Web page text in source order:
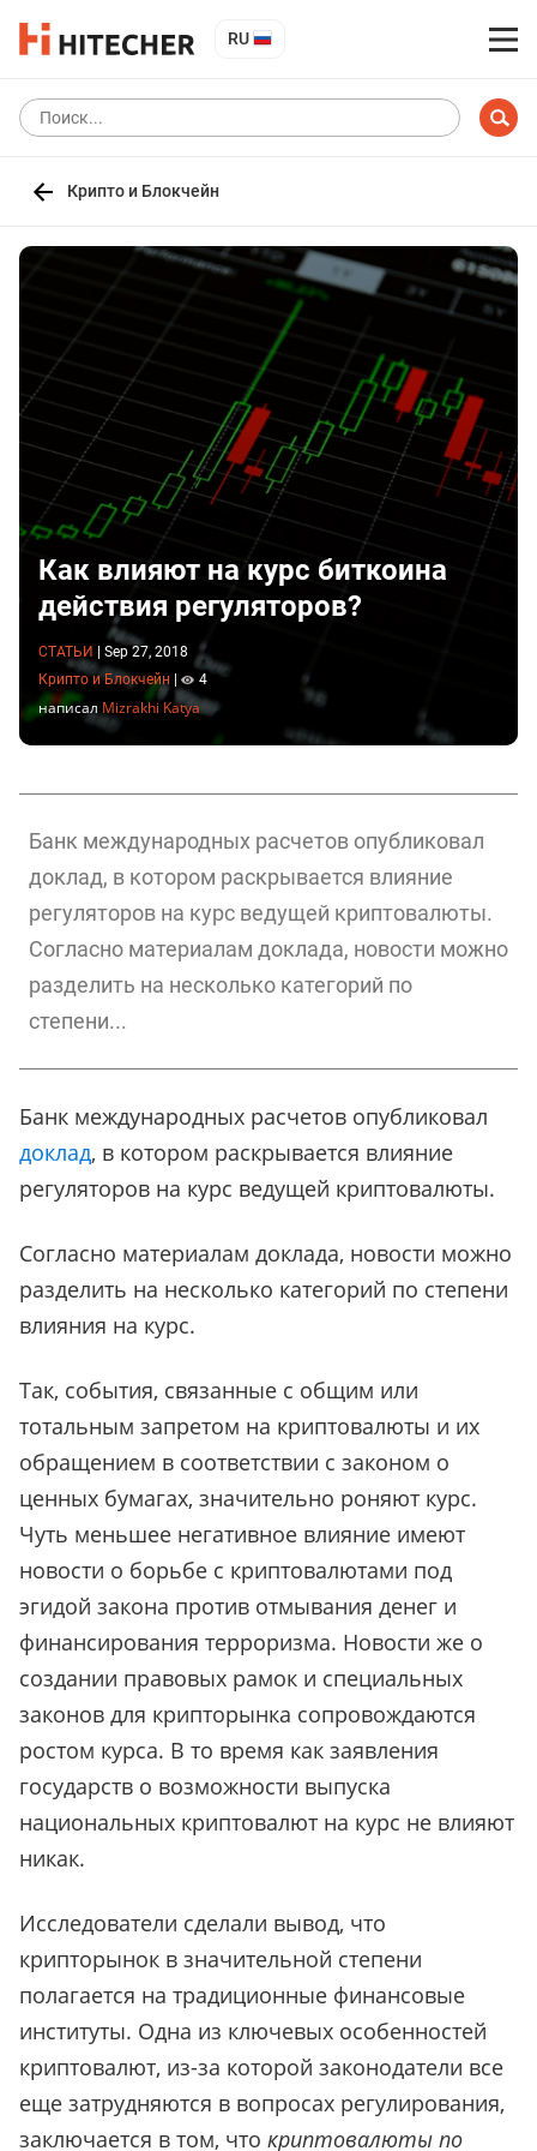
RU
Крипто и Блокчейн
Как влияют на курс биткоина
действия регуляторов?
СТАТЬИ
Sep 27, 2018
Крипто и Блокчейн
4
написал Mizrakhi Katya
Банк международных расчетов опубликовал
доклад, в котором раскрывается влияние
регуляторов на курс ведущей криптовалюты.
Согласно материалам доклада, новости можно
разделить на несколько категорий по
степени...
Банк международных расчетов опубликовал
доклад, в котором раскрывается влияние
регуляторов на курс ведущей криптовалюты.
Согласно материалам доклада, новости можно
разделить на несколько категорий по степени
влияния на курс.
Так, события, связанные с общим или
тотальным запретом на криптовалюты и их
обращением в соответствии с законом о
ценных бумагах, значительно роняют курс.
Чуть меньшее негативное влияние имеют
новости о борьбе с криптовалютами под
эгидой закона против отмывания денег и
финансирования терроризма. Новости же о
создании правовых рамок и специальных
законов для крипторынка сопровождаются
ростом курса. В то время как заявления
государств о возможности выпуска
национальных криптовалют на курс не влияют
никак.
Исследователи сделали вывод, что
крипторынок в значительной степени
полагается на традиционные финансовые
институты. Одна из ключевых особенностей
криптовалют, из-за которой законодатели все
еще затрудняются в вопросах регулирования,
заключается в том, что криптовалюты по